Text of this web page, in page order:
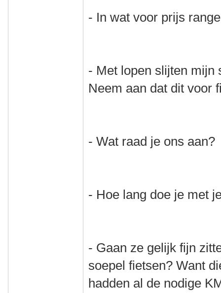
- In wat voor prijs
- Met lopen slijten mijn
Neem aan dat dit voor
- Wat raad je ons aan?
- Hoe lang doe je met
- Gaan ze gelijk fijn
soepel fietsen? Want
hadden al de nodige